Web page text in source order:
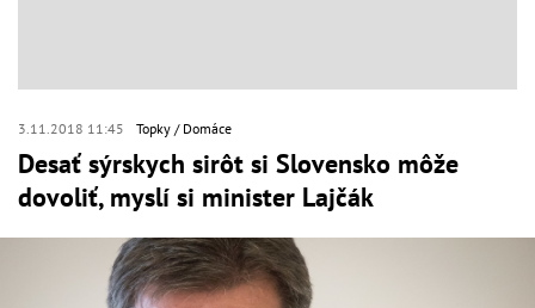
3.11.2018 11:45 Topky Domáce
Desať sýrskych sirôt si Slovensko môže
dovoliť, myslí si minister Lajčák